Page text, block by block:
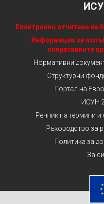
Електронно отчитане на
Информация за
оперативните
Нормативни
Структурни
Портал на
ИСУН
Речник на термини
Ръководство за
Политика за
За